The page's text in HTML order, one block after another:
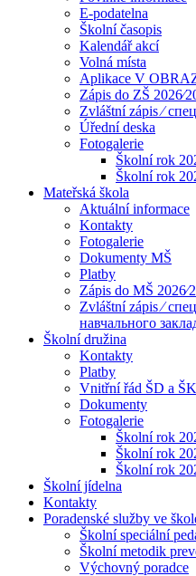
E-podatelna
Školní časopis
Kalendář akcí
Volná místa
Aplikace V
Zápis do ZŠ
Zvláštní zápis ⁄
Úřední deska
Fotogalerie
Školní rok
Školní rok
Mateřská škola
Aktuální informace
Kontakty
Fotogalerie
Dokumenty MŠ
Platby
Zápis do MŠ
Zvláštní zápis ⁄
навчального
Školní družina
Kontakty
Platby
Vnitřní řád ŠD a ŠK
Dokumenty
Fotogalerie
Školní rok
Školní rok
Školní rok
Školní jídelna
Kontakty
Poradenské služby ve
Školní speciální
Školní metodik
Výchovný poradce